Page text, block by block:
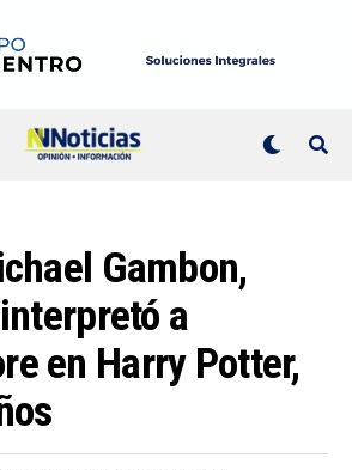
Gambon,
a
en Harry Potter,